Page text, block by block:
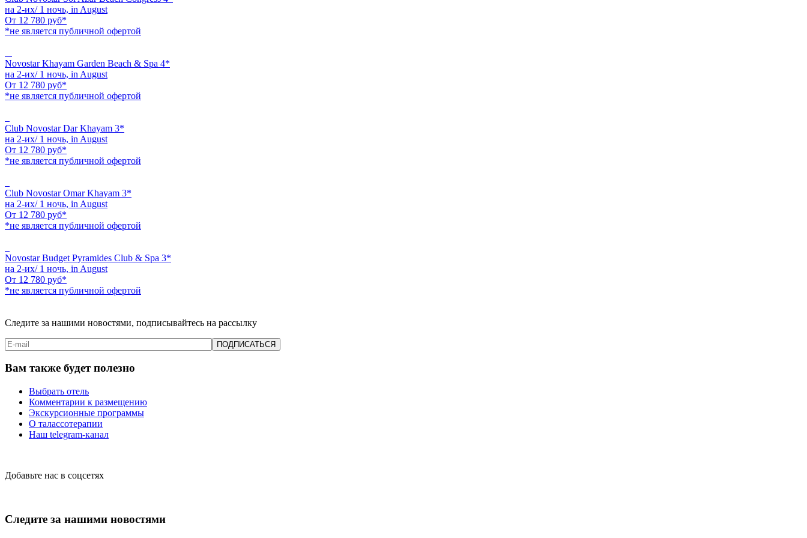
на 2-их/ 1 ночь, in August
От 12 780 руб*
*не является публичной офертой
Novostar Khayam Garden Beach & Spa 4*
на 2-их/ 1 ночь, in August
От 12 780 руб*
*не является публичной офертой
Club Novostar Dar Khayam 3*
на 2-их/ 1 ночь, in August
От 12 780 руб*
*не является публичной офертой
Club Novostar Omar Khayam 3*
на 2-их/ 1 ночь, in August
От 12 780 руб*
*не является публичной офертой
Novostar Budget Pyramides Club & Spa 3*
на 2-их/ 1 ночь, in August
От 12 780 руб*
*не является публичной офертой
Следите за нашими новостями, подписывайтесь на рассылку
Вам также будет полезно
Выбрать отель
Комментарии к размещению
Экскурсионные программы
О талассотерапии
Наш telegram-канал
Добавьте нас в соцсетях
Следите за нашими новостями